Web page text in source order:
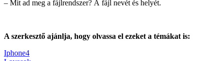
– Mit ad meg a fájlrendszer? A fájl nevét és helyét.
A szerkesztő ajánlja, hogy olvassa el ezeket a témákat is:
Iphone4